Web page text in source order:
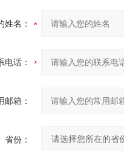
姓名：
电话：
邮箱：
省份：